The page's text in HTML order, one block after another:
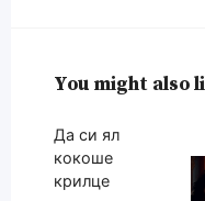
You might also
Да си ял
кокоше
крилце